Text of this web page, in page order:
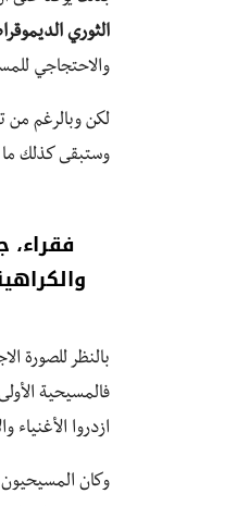
الثوري
والاحتجاجي
لكن وبالرغم من
وستبقى كذلك ما
بالنظر للصورة
فالمسيحية
ازدروا الأغنياء
وكان المسيحيون